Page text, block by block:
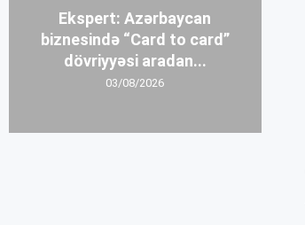
Ekspert: Azərbaycan
biznesində “Card to card”
dövriyyəsi aradan...
03/08/2026